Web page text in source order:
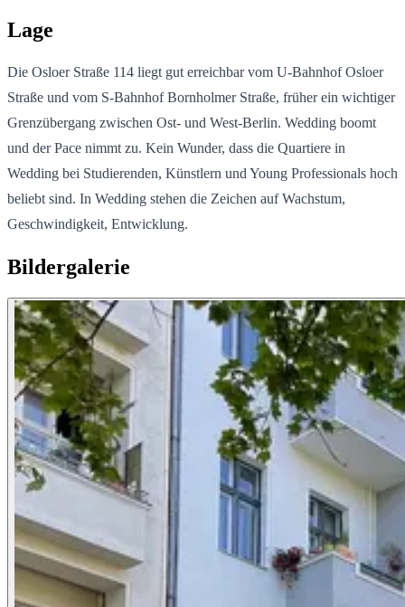
Lage
Die Osloer Straße 114 liegt gut erreichbar vom U-Bahnhof Osloer
Straße und vom S-Bahnhof Bornholmer Straße, früher ein wichtiger
Grenzübergang zwischen Ost- und West-Berlin. Wedding boomt
und der Pace nimmt zu. Kein Wunder, dass die Quartiere in
Wedding bei Studierenden, Künstlern und Young Professionals hoch
beliebt sind. In Wedding stehen die Zeichen auf Wachstum,
Geschwindigkeit, Entwicklung.
Bildergalerie